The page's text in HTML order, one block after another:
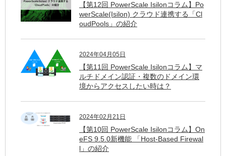
【第12回 PowerScale Isilonコラム】Po
werScale(Isilon) クラウド連携する「Cl
oudPools」の紹介
2024年04月05日
【第11回 PowerScale Isilonコラム】マ
ルチドメイン認証・複数のドメイン環
境からアクセスしたい時は？
2024年02月21日
【第10回 PowerScale Isilonコラム】On
eFS 9.5.0新機能 「Host-Based Firewal
l」の紹介